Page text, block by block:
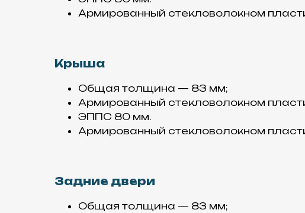
Армированный стекловолокном
Крыша
Общая толщина — 83 мм;
Армированный стекловолокном
ЭППС 80 мм.
Армированный стекловолокном
Задние двери
Общая толщина — 83 мм;